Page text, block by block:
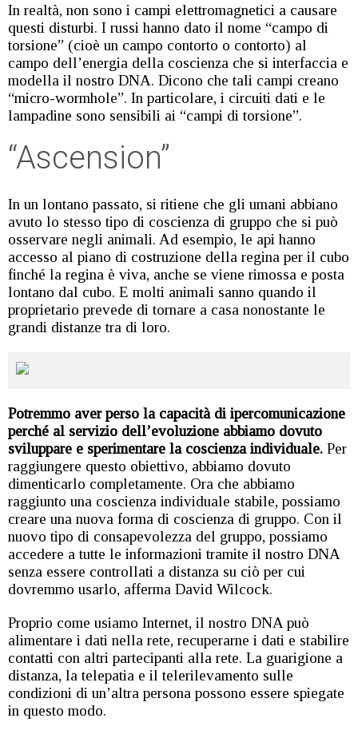
In realtà, non sono i campi elettromagnetici a causare
questi disturbi. I russi hanno dato il nome “campo di
torsione” (cioè un campo contorto o contorto) al
campo dell’energia della coscienza che si interfaccia e
modella il nostro DNA. Dicono che tali campi creano
“micro-wormhole”. In particolare, i circuiti dati e le
lampadine sono sensibili ai “campi di torsione”.
“Ascension”
In un lontano passato, si ritiene che gli umani abbiano
avuto lo stesso tipo di coscienza di gruppo che si può
osservare negli animali. Ad esempio, le api hanno
accesso al piano di costruzione della regina per il cubo
finché la regina è viva, anche se viene rimossa e posta
lontano dal cubo. E molti animali sanno quando il
proprietario prevede di tornare a casa nonostante le
grandi distanze tra di loro.
Potremmo aver perso la capacità di ipercomunicazione
perché al servizio dell’evoluzione abbiamo dovuto
sviluppare e sperimentare la coscienza individuale. Per
raggiungere questo obiettivo, abbiamo dovuto
dimenticarlo completamente. Ora che abbiamo
raggiunto una coscienza individuale stabile, possiamo
creare una nuova forma di coscienza di gruppo. Con il
nuovo tipo di consapevolezza del gruppo, possiamo
accedere a tutte le informazioni tramite il nostro DNA
senza essere controllati a distanza su ciò per cui
dovremmo usarlo, afferma David Wilcock.
Proprio come usiamo Internet, il nostro DNA può
alimentare i dati nella rete, recuperarne i dati e stabilire
contatti con altri partecipanti alla rete. La guarigione a
distanza, la telepatia e il telerilevamento sulle
condizioni di un’altra persona possono essere spiegate
in questo modo.